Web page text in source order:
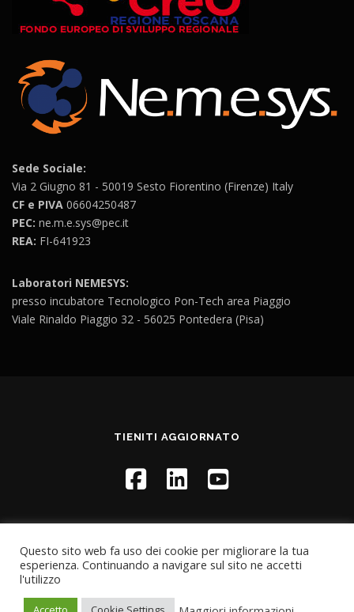
Sede Sociale:
Via 2 Giugno 81 - 50019 Sesto Fiorentino (Firenze) Italy
CF e PIVA 06604250487
PEC: ne.m.e.sys@pec.it
REA: FI-641923
Laboratori NEMESYS:
presso incubatore Tecnologico Pon-Tech area Piaggio
Viale Rinaldo Piaggio 32 - 56025 Pontedera (Pisa)
TIENITI AGGIORNATO
Questo sito web fa uso dei cookie per migliorare la tua
esperienza. Continuando a navigare sul sito ne accetti
l'utilizzo